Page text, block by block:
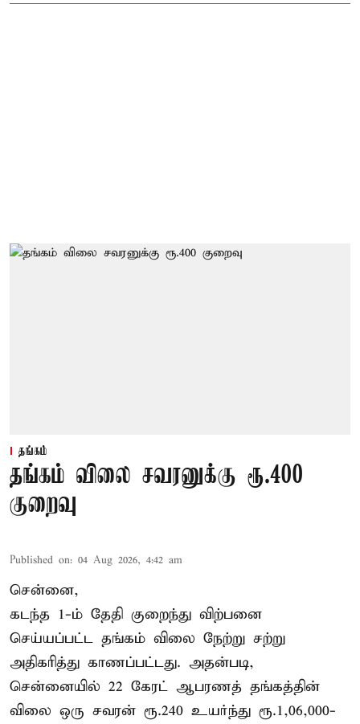
தங்கம்
தங்கம் விலை சவரனுக்கு ரூ.400
குறைவு
Published on: 04 Aug 2026, 4:42 am
சென்னை,
கடந்த 1-ம் தேதி குறைந்து விற்பனை
செய்யப்பட்ட தங்கம் விலை நேற்று சற்று
அதிகரித்து காணப்பட்டது. அதன்படி,
சென்னையில் 22 கேரட் ஆபரணத் தங்கத்தின்
விலை ஒரு சவரன் ரூ.240 உயர்ந்து ரூ.1,06,000-